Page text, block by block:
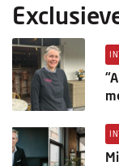
Hotelovernames
HM+
Jong & Ambitieus
Columns